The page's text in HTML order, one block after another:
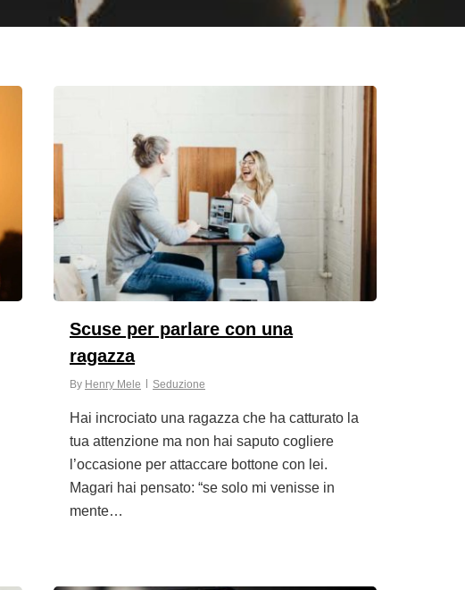
Scuse per parlare con una
ragazza
By Henry Mele Seduzione
Hai incrociato una ragazza che ha catturato la
tua attenzione ma non hai saputo cogliere
l’occasione per attaccare bottone con lei.
Magari hai pensato: “se solo mi venisse in
mente…